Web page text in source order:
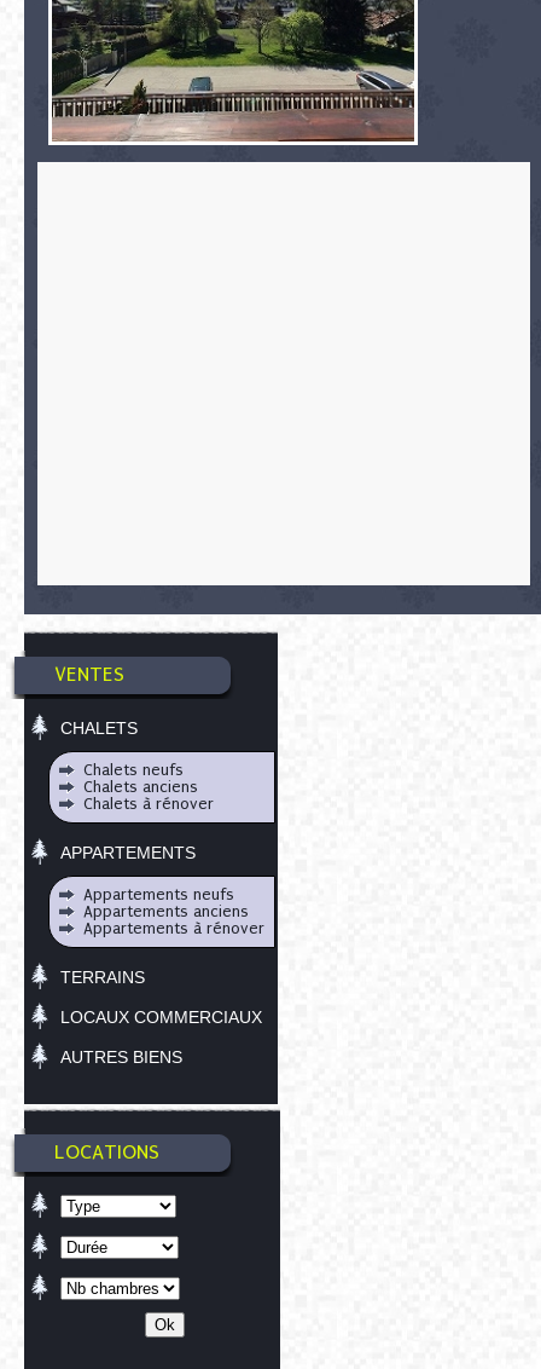
VENTES
CHALETS
Chalets neufs
Chalets anciens
Chalets à rénover
APPARTEMENTS
Appartements neufs
Appartements anciens
Appartements à rénover
TERRAINS
LOCAUX COMMERCIAUX
AUTRES BIENS
LOCATIONS